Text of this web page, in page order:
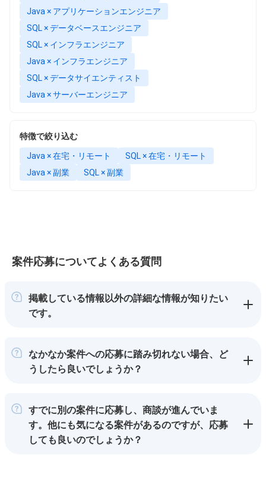
Java × アプリケーションエンジニア
SQL × データベースエンジニア
SQL × インフラエンジニア
Java × インフラエンジニア
SQL × データサイエンティスト
Java × サーバーエンジニア
特徴で絞り込む
Java × 在宅・リモート
SQL × 在宅・リモート
Java × 副業
SQL × 副業
案件応募についてよくある質問
掲載している情報以外の詳細な情報が知りたい
です。
なかなか案件への応募に踏み切れない場合、ど
うしたら良いでしょうか？
すでに別の案件に応募し、商談が進んでいま
す。他にも気になる案件があるのですが、応募
しても良いのでしょうか？